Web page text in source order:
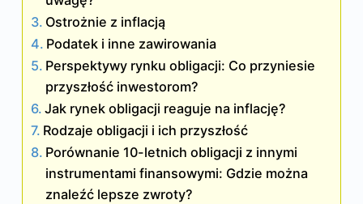
Ostrożnie z inflacją
Podatek i inne zawirowania
Perspektywy rynku obligacji: Co przyniesie
przyszłość inwestorom?
Jak rynek obligacji reaguje na inflację?
Rodzaje obligacji i ich przyszłość
Porównanie 10-letnich obligacji z innymi
instrumentami finansowymi: Gdzie można
znaleźć lepsze zwroty?